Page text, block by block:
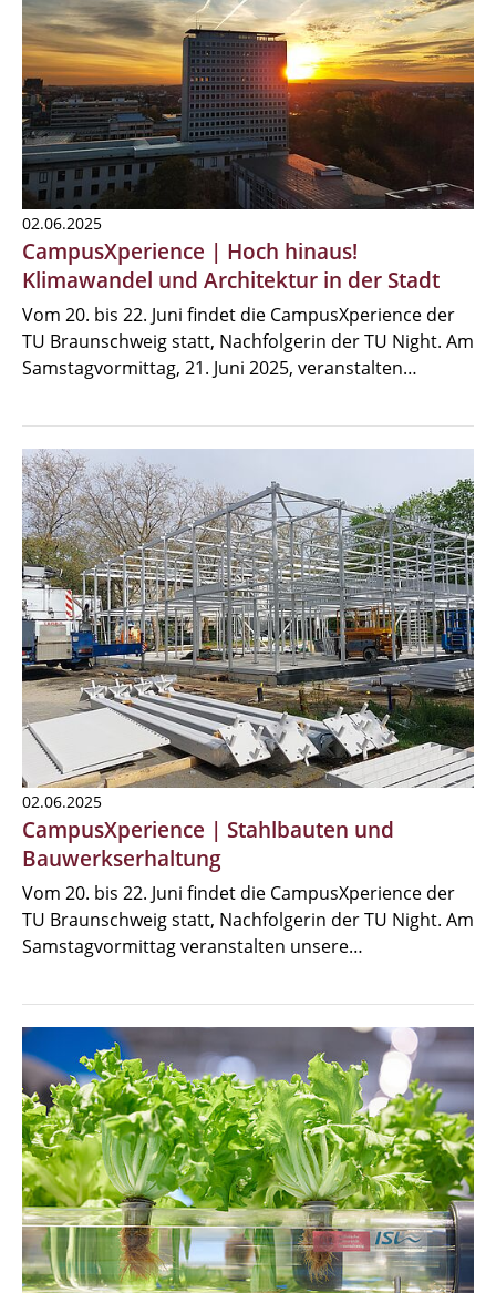
02.06.2025
CampusXperience | Hoch hinaus!
Klimawandel und Architektur in der Stadt
Vom 20. bis 22. Juni findet die CampusXperience der
TU Braunschweig statt, Nachfolgerin der TU Night. Am
Samstagvormittag, 21. Juni 2025, veranstalten…
02.06.2025
CampusXperience | Stahlbauten und
Bauwerkserhaltung
Vom 20. bis 22. Juni findet die CampusXperience der
TU Braunschweig statt, Nachfolgerin der TU Night. Am
Samstagvormittag veranstalten unsere…